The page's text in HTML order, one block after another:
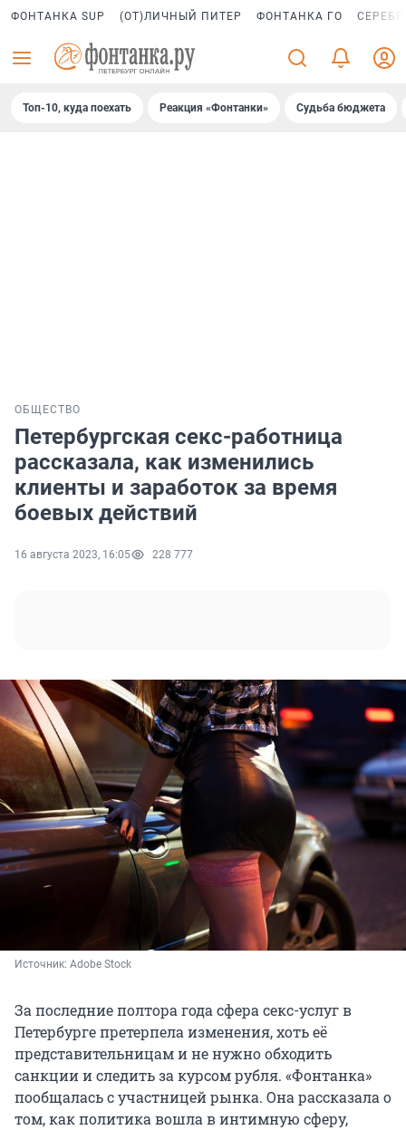
ФОНТАНКА SUP (ОТ)ЛИЧНЫЙ ПИТЕР ФОНТАНКА ГО
Топ-10, куда поехать Реакция «Фонтанки» Судьба бюджета
ОБЩЕСТВО
Петербургская секс-работница
рассказала, как изменились
клиенты и заработок за время
боевых действий
16 августа 2023, 16:05 228 777
Источник: Adobe Stock
За последние полтора года сфера секс-услуг в
Петербурге претерпела изменения, хоть её
представительницам и не нужно обходить
санкции и следить за курсом рубля. «Фонтанка»
пообщалась с участницей рынка. Она рассказала о
том, как политика вошла в интимную сферу,